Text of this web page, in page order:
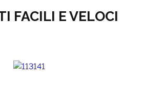
FACILI E VELOCI